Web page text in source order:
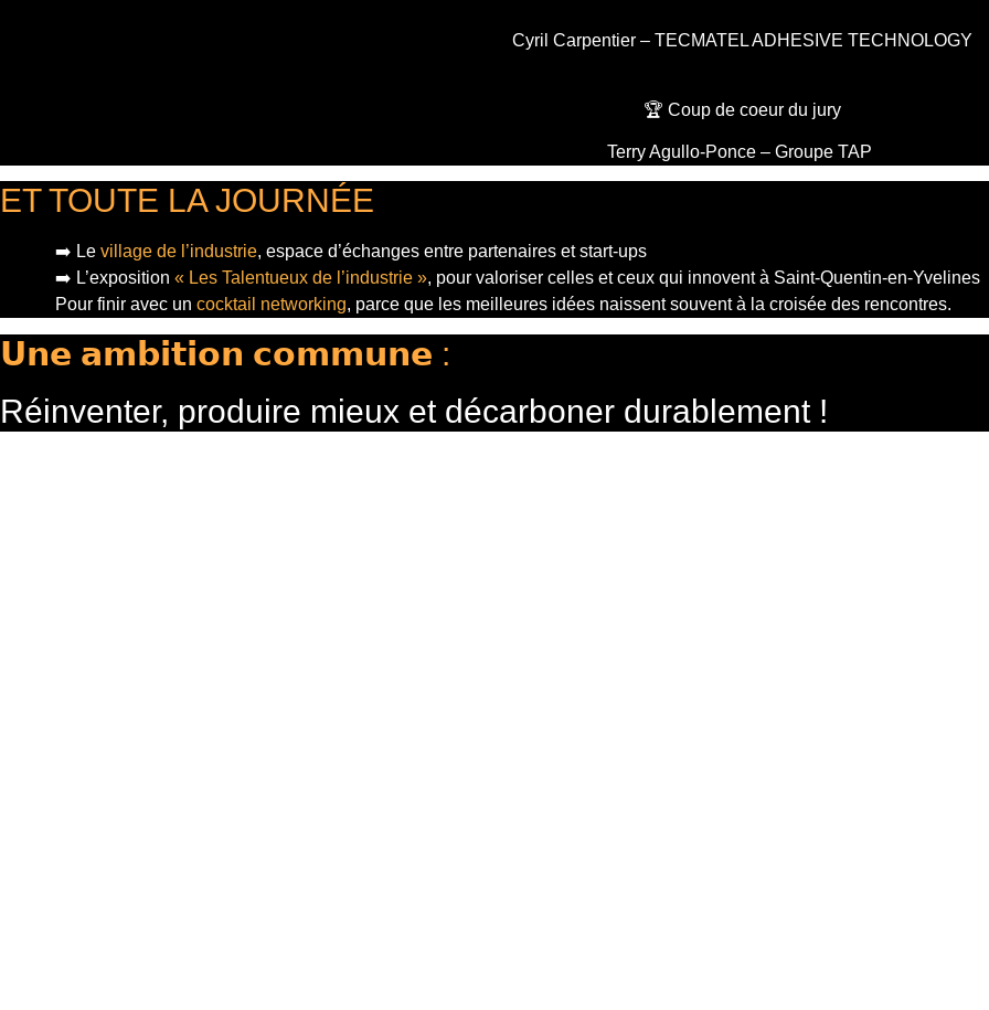
Cyril Carpentier – TECMATEL ADHESIVE TECHNOLOGY
🏆 Coup de coeur du jury
Terry Agullo-Ponce – Groupe TAP
ET TOUTE LA JOURNÉE
➡️ Le village de l’industrie, espace d’échanges entre partenaires et start-ups
➡️ L’exposition « Les Talentueux de l’industrie », pour valoriser celles et ceux qui innovent à Saint-Quentin-en-Yvelines
Pour finir avec un cocktail networking, parce que les meilleures idées naissent souvent à la croisée des rencontres.
𝗨𝗻𝗲 𝗮𝗺𝗯𝗶𝘁𝗶𝗼𝗻 𝗰𝗼𝗺𝗺𝘂𝗻𝗲 :
Réinventer, produire mieux et décarboner durablement !